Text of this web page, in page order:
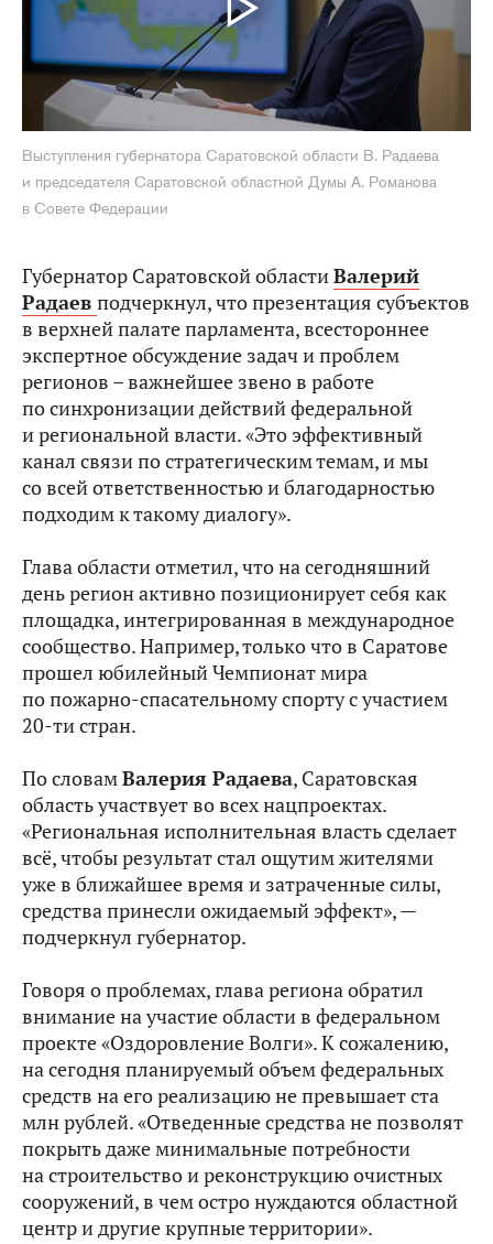
Выступления губернатора Саратовской области В. Радаева
и председателя Саратовской областной Думы А. Романова
в Совете Федерации
Губернатор Саратовской областиВалерий
Радаев подчеркнул, что презентация субъектов
в верхней палате парламента, всестороннее
экспертное обсуждение задач и проблем
регионов – важнейшее звено в работе
по синхронизации действий федеральной
и региональной власти. «Это эффективный
канал связи по стратегическим темам, и мы
со всей ответственностью и благодарностью
подходим к такому диалогу».
Глава области отметил, что на сегодняшний
день регион активно позиционирует себя как
площадка, интегрированная в международное
сообщество. Например, только что в Саратове
прошел юбилейный Чемпионат мира
по пожарно-спасательному спорту с участием
20-ти стран.
По словамВалерия Радаева, Саратовская
область участвует во всех нацпроектах.
«Региональная исполнительная власть сделает
всё, чтобы результат стал ощутим жителями
уже в ближайшее время и затраченные силы,
средства принесли ожидаемый эффект», —
подчеркнул губернатор.
Говоря о проблемах, глава региона обратил
внимание на участие области в федеральном
проекте «Оздоровление Волги». К сожалению,
на сегодня планируемый объем федеральных
средств на его реализацию не превышает ста
млн рублей. «Отведенные средства не позволят
покрыть даже минимальные потребности
на строительство и реконструкцию очистных
сооружений, в чем остро нуждаются областной
центр и другие крупные территории».